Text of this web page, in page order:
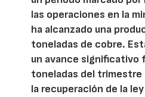
las operaciones en la
ha alcanzado una
toneladas de cobre.
un avance significativo
toneladas del trimestre
la recuperación de la